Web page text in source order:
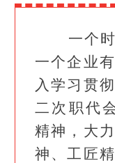
一个
一个企业
入学习贯
二次职代
精神，大
神、工匠